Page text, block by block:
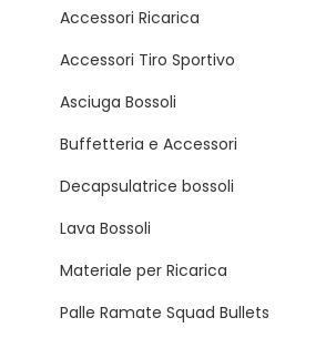
Accessori Ricarica
Accessori Tiro Sportivo
Asciuga Bossoli
Buffetteria e Accessori
Decapsulatrice bossoli
Lava Bossoli
Materiale per Ricarica
Palle Ramate Squad Bullets